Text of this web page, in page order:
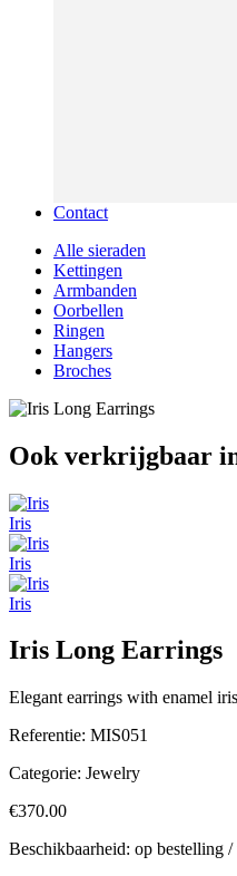
Contact
Alle sieraden
Kettingen
Armbanden
Oorbellen
Ringen
Hangers
Broches
Ook verkrijgbaar
Iris
Iris
Iris
Iris Long Earrings
Elegant earrings with enamel
Referentie: MIS051
Categorie: Jewelry
€370.00
Beschikbaarheid: op bestelling